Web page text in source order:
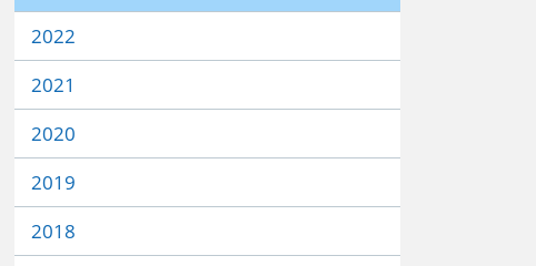
2022
2021
2020
2019
2018